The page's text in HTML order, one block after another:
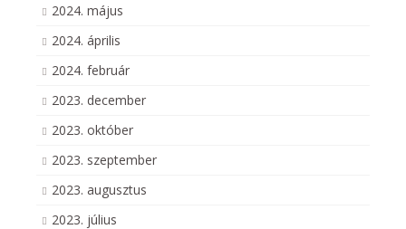
2024. május
2024. április
2024. február
2023. december
2023. október
2023. szeptember
2023. augusztus
2023. július